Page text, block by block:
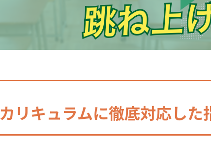
カリキュラムに徹底対応した